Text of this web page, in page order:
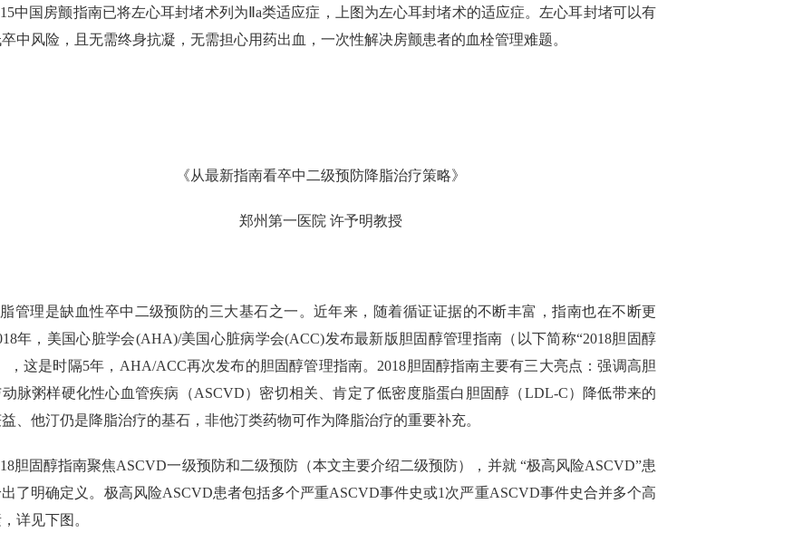
中国房颤指南已将左心耳封堵术列为Ⅱa类适应症，上图为左心耳封堵术的适应症。左心耳封堵可以有
中风险，且无需终身抗凝，无需担心用药出血，一次性解决房颤患者的血栓管理难题。
《从最新指南看卒中二级预防降脂治疗策略》
郑州第一医院 许予明教授
管理是缺血性卒中二级预防的三大基石之一。近年来，随着循证证据的不断丰富，指南也在不断更
年，美国心脏学会(AHA)/美国心脏病学会(ACC)发布最新版胆固醇管理指南（以下简称“2018胆固醇
，这是时隔5年，AHA/ACC再次发布的胆固醇管理指南。2018胆固醇指南主要有三大亮点：强调高胆
脉粥样硬化性心血管疾病（ASCVD）密切相关、肯定了低密度脂蛋白胆固醇（LDL-C）降低带来的
、他汀仍是降脂治疗的基石，非他汀类药物可作为降脂治疗的重要补充。
胆固醇指南聚焦ASCVD一级预防和二级预防（本文主要介绍二级预防），并就 “极高风险ASCVD”患
了明确定义。极高风险ASCVD患者包括多个严重ASCVD事件史或1次严重ASCVD事件史合并多个高
详见下图。